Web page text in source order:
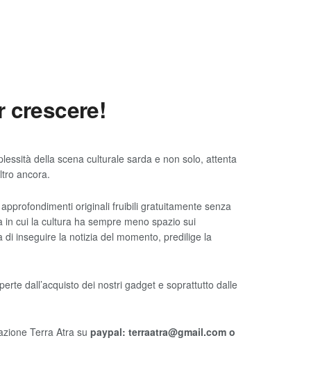
crescere!
della scena culturale sarda e non solo, attenta
ancora.
originali fruibili gratuitamente senza
cui la cultura ha sempre meno spazio sui
inseguire la notizia del momento, predilige la
dall’acquisto dei nostri gadget e soprattutto dalle
Terra Atra su paypal: terraatra@gmail.com o